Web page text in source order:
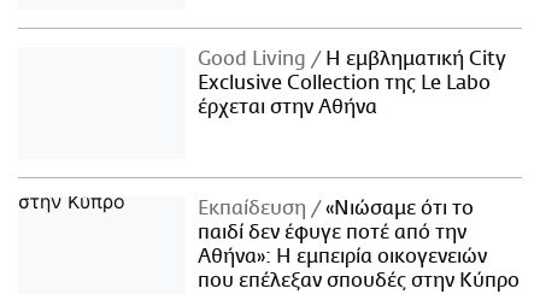
Good Living
Η εμβληματική City
Exclusive Collection της Le Labo
έρχεται στην Αθήνα
Εκπαίδευση
«Νιώσαμε ότι το
παιδί δεν έφυγε ποτέ από την
Αθήνα»: Η εμπειρία οικογενειών
που επέλεξαν σπουδές στην Κύπρο